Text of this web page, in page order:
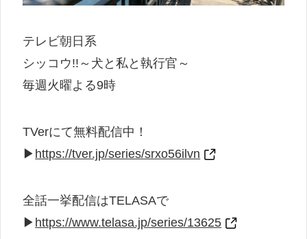
テレビ朝日系
シッコウ!!～犬と私と執行官～
毎週火曜よる9時
TVerにて無料配信中！
▶ https://tver.jp/series/srxo56ilvn
全話一挙配信はTELASAで
▶ https://www.telasa.jp/series/13625